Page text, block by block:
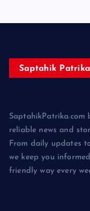
Saptahik Patrika
SaptahikPatrika.com
reliable news and
From daily updates
we keep you
friendly way every